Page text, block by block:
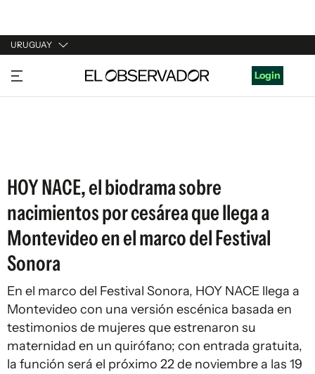
URUGUAY
URUGUAY
ARGENTINA
Login
HOY NACE, el biodrama sobre
nacimientos por cesárea que llega a
Montevideo en el marco del Festival
Sonora
En el marco del Festival Sonora, HOY NACE llega a
Montevideo con una versión escénica basada en
testimonios de mujeres que estrenaron su
maternidad en un quirófano; con entrada gratuita,
la función será el próximo 22 de noviembre a las 19